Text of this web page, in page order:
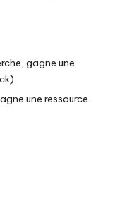
, gagne une
une ressource